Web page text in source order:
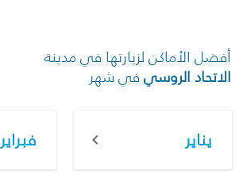
أفضل الأماكن لزيارتها في مدينة
الاتحاد الروسي في شهر
يناير فبراير